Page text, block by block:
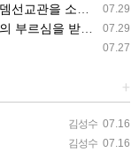
07.29
소개해 드립니다
07.29
을 받았습니다.
07.27
+
김성수 07.16
김성수 07.16